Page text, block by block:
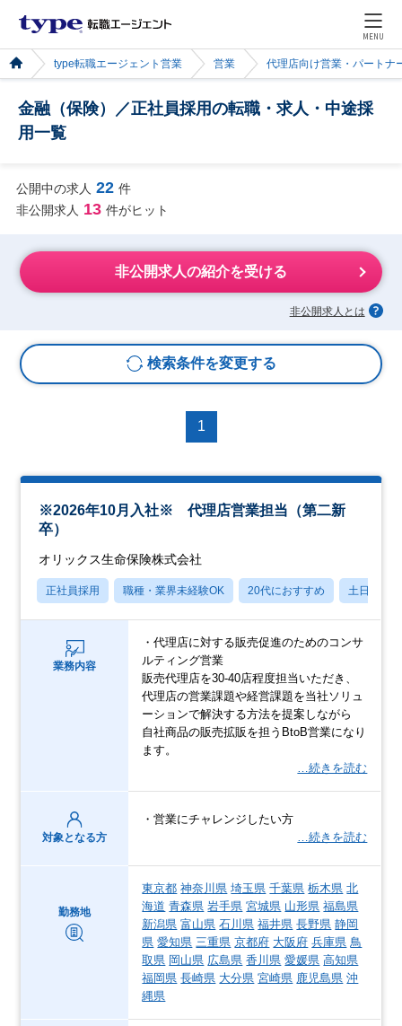
MENU
type転職エージェント営業 営業 代理店向け営業・パートナ
金融（保険）／正社員採用の転職・求人・中途採
用一覧
公開中の求人 22 件
非公開求人 13 件がヒット
非公開求人の紹介を受ける
非公開求人とは
検索条件を変更する
1
※2026年10月入社※ 代理店営業担当（第二新
卒）
オリックス生命保険株式会社
正社員採用 職種・業界未経験OK 20代におすすめ 土日祝休み
業務内容
・代理店に対する販売促進のためのコンサ
ルティング営業
販売代理店を30-40店程度担当いただき、
代理店の営業課題や経営課題を当社ソリュ
ーションで解決する方法を提案しながら
自社商品の販売拡販を担うBtoB営業になり
ます。
…続きを読む
対象となる方
・営業にチャレンジしたい方
…続きを読む
勤務地
東京都 神奈川県 埼玉県 千葉県 栃木県 北
海道 青森県 岩手県 宮城県 山形県 福島県
新潟県 富山県 石川県 福井県 長野県 静岡
県 愛知県 三重県 京都府 大阪府 兵庫県 鳥
取県 岡山県 広島県 香川県 愛媛県 高知県
福岡県 長崎県 大分県 宮崎県 鹿児島県 沖
縄県